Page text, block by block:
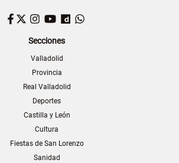
Facebook
TwitterInstagram
YouTubeDailymotion
Secciones
Valladolid
Provincia
Real Valladolid
Deportes
Castilla y León
Cultura
Fiestas de San Lorenzo
Sanidad